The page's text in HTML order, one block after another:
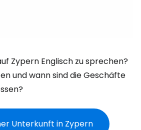
Zypern Englisch zu sprechen?
und wann sind die Geschäfte
Unterkunft in Zypern